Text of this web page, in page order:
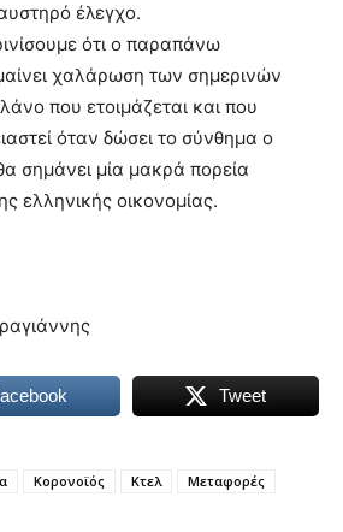
έλεγχο.
ότι ο παραπάνω
χαλάρωση των σημερινών
που ετοιμάζεται και που
όταν δώσει το σύνθημα ο
σημάνει μία μακρά πορεία
ελληνικής οικονομίας.
Tweet
Κορονοϊός Κτελ
Μεταφορές